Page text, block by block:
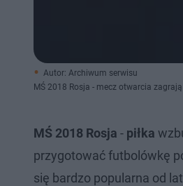
Autor: Archiwum serwisu
MŚ 2018 Rosja - mecz otwarcia
MŚ 2018 Rosja - piłka
przygotować futbolówkę
się bardzo popularna od